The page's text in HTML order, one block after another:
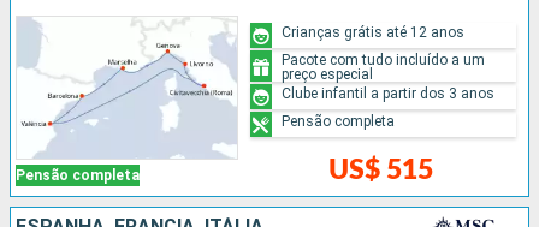
Pensão completa US$ 515
Crianças grátis até 12 anos
Pacote com tudo incluído a um
preço especial
Clube infantil a partir dos 3 anos
Pensão completa